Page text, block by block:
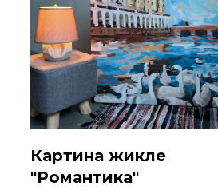
Картина жикле
"Романтика"